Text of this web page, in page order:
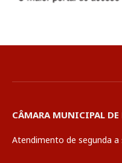
CÂMARA MUNICIPAL DE
Atendimento de segunda a